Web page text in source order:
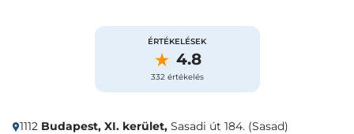
ÉRTÉKELÉSEK
4.8
332 értékelés
1112 Budapest, XI. kerület, Sasadi út 184. (Sasad)